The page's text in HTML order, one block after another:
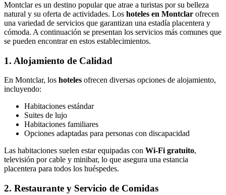
Montclar es un destino popular que atrae a turistas por su belleza
natural y su oferta de actividades. Los hoteles en Montclar ofrecen
una variedad de servicios que garantizan una estadía placentera y
cómoda. A continuación se presentan los servicios más comunes que
se pueden encontrar en estos establecimientos.
1. Alojamiento de Calidad
En Montclar, los hoteles ofrecen diversas opciones de alojamiento,
incluyendo:
Habitaciones estándar
Suites de lujo
Habitaciones familiares
Opciones adaptadas para personas con discapacidad
Las habitaciones suelen estar equipadas con Wi-Fi gratuito,
televisión por cable y minibar, lo que asegura una estancia
placentera para todos los huéspedes.
2. Restaurante y Servicio de Comidas